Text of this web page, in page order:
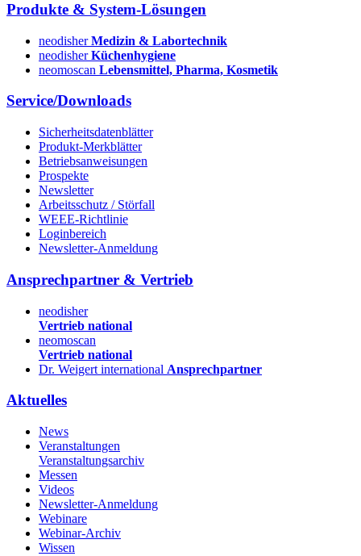
Produkte & System-Lösungen
neodisherMedizin & Labortechnik
neodisherKüchenhygiene
neomoscan Lebensmittel, Pharma, Kosmetik
Service/Downloads
Sicherheitsdatenblätter
Produkt-Merkblätter
Betriebsanweisungen
Prospekte
Newsletter
Arbeitsschutz / Störfall
WEEE-Richtlinie
Loginbereich
Newsletter-Anmeldung
Ansprechpartner & Vertrieb
neodisher
Vertrieb national
neomoscan
Vertrieb national
Dr. Weigert international Ansprechpartner
Aktuelles
News
Veranstaltungen
Veranstaltungsarchiv
Messen
Videos
Newsletter-Anmeldung
Webinare
Webinar-Archiv
Wissen